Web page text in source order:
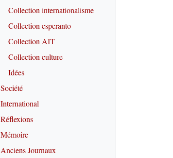
Collection internationalisme
Collection esperanto
Collection AIT
Collection culture
Idées
Société
International
Réflexions
Mémoire
Anciens Journaux